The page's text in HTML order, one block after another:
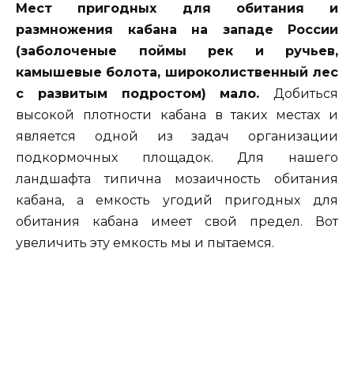
Мест пригодных для обитания и
размножения кабана на западе России
(заболоченые поймы рек и ручьев,
камышевые болота, широколиственный лес
с развитым подростом) мало. Добиться
высокой плотности кабана в таких местах и
является одной из задач организации
подкормочных площадок. Для нашего
ландшафта типична мозаичность обитания
кабана, а емкость угодий пригодных для
обитания кабана имеет свой предел. Вот
увеличить эту емкость мы и пытаемся.